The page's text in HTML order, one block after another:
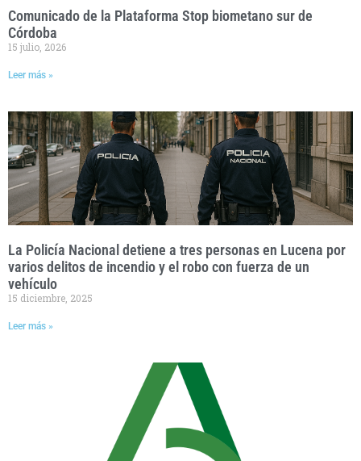
Comunicado de la Plataforma Stop biometano sur de
Córdoba
15 julio, 2026
Leer más »
La Policía Nacional detiene a tres personas en Lucena por
varios delitos de incendio y el robo con fuerza de un
vehículo
15 diciembre, 2025
Leer más »